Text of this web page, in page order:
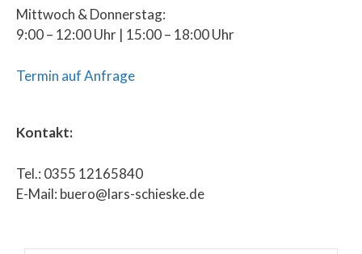
Mittwoch & Donnerstag:
9:00 – 12:00 Uhr | 15:00 – 18:00 Uhr
Termin auf Anfrage
Kontakt:
Tel.: 0355 12165840
E-Mail: buero@lars-schieske.de